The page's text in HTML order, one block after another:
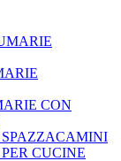
CON
CUCINE